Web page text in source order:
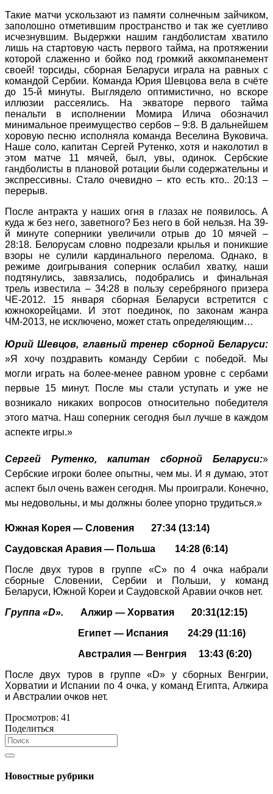
Такие матчи ускользают из памяти солнечным зайчиком,
заполошно отметившим пространство и так же суетливо
исчезнувшим. Выдержки нашим гандболистам хватило
лишь на стартовую часть первого тайма, на протяжении
которой слаженно и бойко под громкий аккомпанемент
своей! торсиды, сборная Беларуси играла на равных с
командой Сербии. Команда Юрия Шевцова вела в счёте
до 15-й минуты. Выглядело оптимистично, но вскоре
иллюзии рассеялись. На экваторе первого тайма
пенальти в исполнении Момира Илича обозначил
минимальное преимущество сербов – 9:8. В дальнейшем
хоровую песню исполняла команда Веселина Вуковича.
Наше соло, капитан Сергей Рутенко, хотя и наколотил в
этом матче 11 мячей, был, увы, одинок. Сербские
гандболисты в плановой ротации были содержательны и
экспрессивны. Стало очевидно – кто есть кто.. 20:13 –
перерыв.
После антракта у наших огня в глазах не появилось. А
куда ж без него, заветного? Без него в бой нельзя. На 39-
й минуте соперники увеличили отрыв до 10 мячей –
28:18. Белорусам словно подрезали крылья и поникшие
взоры не сулили кардинального перелома. Однако, в
режиме доигрывания соперник ослабил хватку, наши
подтянулись, завязались, подобрались и финальная
трель известила – 34:28 в пользу серебряного призера
ЧЕ-2012. 15 января сборная Беларуси встретится с
южнокорейцами. И этот поединок, по законам жанра
ЧМ-2013, не исключено, может стать определяющим…
Юрий Шевцов, главный тренер сборной Беларуси:
»Я хочу поздравить команду Сербии с победой. Мы
могли играть на более-менее равном уровне с сербами
первые 15 минут. После мы стали уступать и уже не
возникало никаких вопросов относительно победителя
этого матча. Наш соперник сегодня был лучше в каждом
аспекте игры.»
Сергей Рутенко, капитан сборной Беларуси:»
Сербские игроки более опытны, чем мы. И я думаю, этот
аспект был очень важен сегодня. Мы проиграли. Конечно,
мы недовольны, и мы должны более упорно трудиться.»
Южная Корея — Словения 27:34 (13:14)
Саудовская Аравия — Польша 14:28 (6:14)
После двух туров в группе «С» по 4 очка набрали
сборные Словении, Сербии и Польши, у команд
Беларуси, Южной Кореи и Саудовской Аравии очков нет.
Группа «D». Алжир — Хорватия 20:31(12:15)
Египет — Испания 24:29 (11:16)
Австралия — Венгрия 13:43 (6:20)
После двух туров в группе «D» у сборных Венгрии,
Хорватии и Испании по 4 очка, у команд Египта, Алжира
и Австралии очков нет.
Просмотров: 41
Поделиться
Новостные рубрики